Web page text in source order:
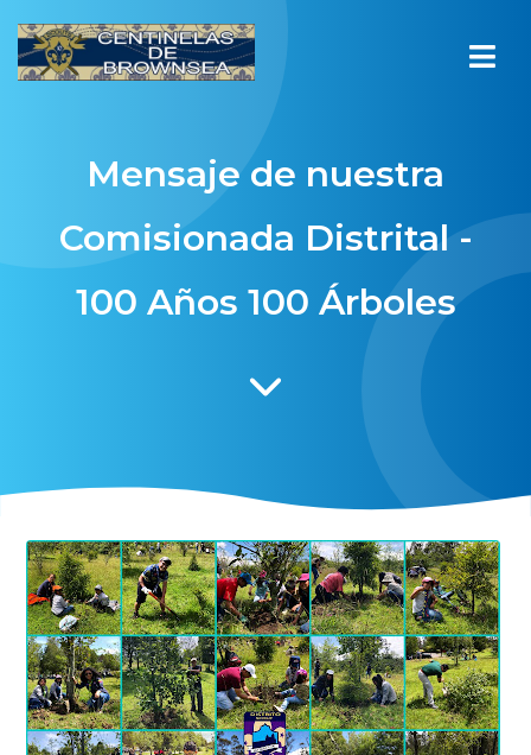
Mensaje de nuestra
Comisionada Distrital -
100 Años 100 Árboles